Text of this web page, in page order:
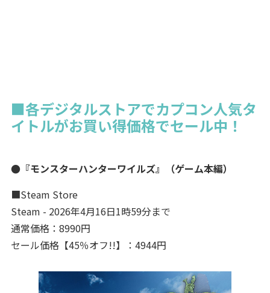
■各デジタルストアでカプコン人気タ
イトルがお買い得価格でセール中！
●『モンスターハンターワイルズ』（ゲーム本編）
■Steam Store
Steam - 2026年4月16日1時59分まで
通常価格：8990円
セール価格【45％オフ!!】：4944円